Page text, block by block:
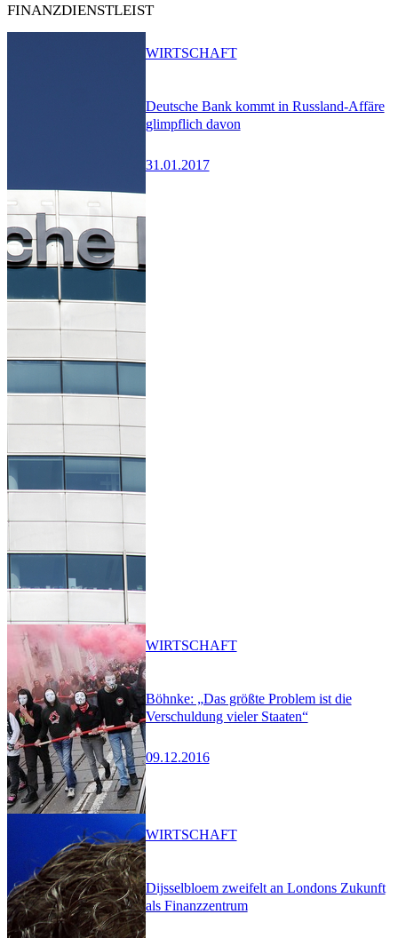
FINANZDIENSTLEIST
Deutsche Bank kommt in Russland-Affäre
glimpflich davon
31.01.2017
WIRTSCHAFT
Böhnke: „Das größte Problem ist die
Verschuldung vieler Staaten“
09.12.2016
WIRTSCHAFT
Dijsselbloem zweifelt an Londons Zukunft
als Finanzzentrum
WIRTSCHAFT